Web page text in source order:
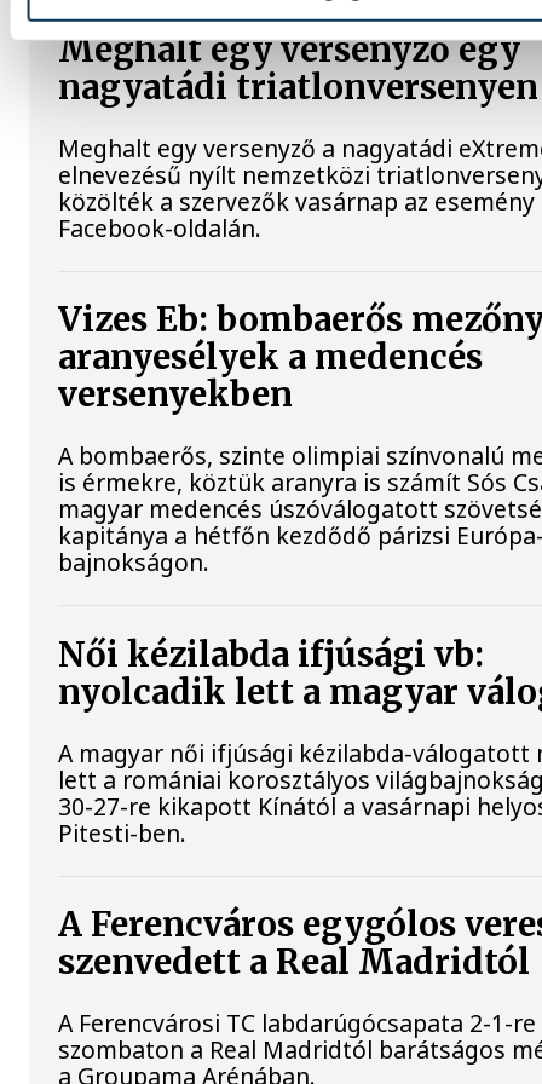
Meghalt egy versenyző egy
nagyatádi triatlonversenyen
Meghalt egy versenyző a nagyatádi
elnevezésű nyílt nemzetközi
közölték a szervezők vasárnap az esemény
Facebook-oldalán.
Vizes Eb: bombaerős
aranyesélyek a medencés
versenyekben
A bombaerős, szinte olimpiai színvonalú
is érmekre, köztük aranyra is számít Sós
magyar medencés úszóválogatott
kapitánya a hétfőn kezdődő párizsi
bajnokságon.
Női kézilabda ifjúsági vb:
nyolcadik lett a magyar
A magyar női ifjúsági kézilabda-válogatott
lett a romániai korosztályos
30-27-re kikapott Kínától a vasárnapi
Pitesti-ben.
A Ferencváros egygólos
szenvedett a Real Madridtól
A Ferencvárosi TC labdarúgócsapata 2-1-
szombaton a Real Madridtól barátságos
a Groupama Arénában.